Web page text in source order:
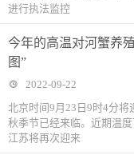
进行执法监控
今年的高温对河蟹养
图”
2022-09-22
北京时间9月23日9时4分
秋季节已经来临。近期温
江苏将再次迎来